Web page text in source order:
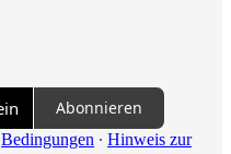
Abonnieren
Bedingungen ∙ Hinweis zur